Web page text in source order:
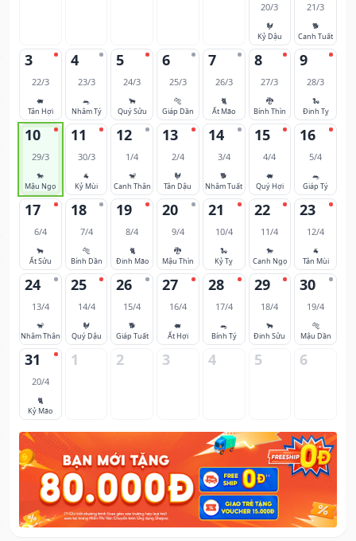
20/3
🐓
Kỷ Dậu
21/3
🐕
Canh Tuất
3
22/3
🐖
Tân Hợi
4
23/3
🐀
Nhâm Tý
5
24/3
🐂
Quý Sửu
6
25/3
🐅
Giáp Dần
7
26/3
🐈
Ất Mão
8
27/3
🐉
Bính Thìn
9
28/3
🐍
Đinh Tỵ
10
29/3
🐎
Mậu Ngọ
11
30/3
🐐
Kỷ Mùi
12
1/4
🐒
Canh Thân
13
2/4
🐓
Tân Dậu
14
3/4
🐕
Nhâm Tuất
15
4/4
🐖
Quý Hợi
16
5/4
🐀
Giáp Tý
17
6/4
🐂
Ất Sửu
18
7/4
🐅
Bính Dần
19
8/4
🐈
Đinh Mão
20
9/4
🐉
Mậu Thìn
21
10/4
🐍
Kỷ Tỵ
22
11/4
🐎
Canh Ngọ
23
12/4
🐐
Tân Mùi
24
13/4
🐒
Nhâm Thân
25
14/4
🐓
Quý Dậu
26
15/4
🐕
Giáp Tuất
27
16/4
🐖
Ất Hợi
28
17/4
🐀
Bính Tý
29
18/4
🐂
Đinh Sửu
30
19/4
🐅
Mậu Dần
31
20/4
🐈
Kỷ Mão
1 2 3 4 5 6